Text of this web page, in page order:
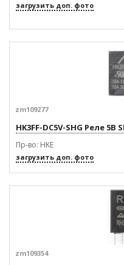
загрузить доп. фото
zm109277
HK3FF-DC5V-SHG Реле 5В
Пр-во: HKE
загрузить доп. фото
zm109354